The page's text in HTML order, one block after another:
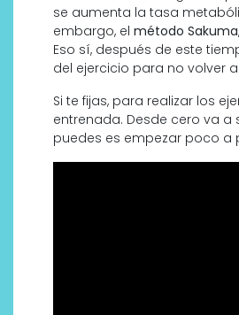
se aumenta la tasa
embargo, el método
Eso sí, después de este
del ejercicio para no volver
Si te fijas, para realizar los
entrenada. Desde cero va a
puedes es empezar poco a